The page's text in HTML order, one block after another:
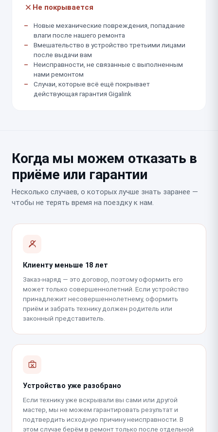
Не покрывается
Новые механические повреждения, попадание
влаги после нашего ремонта
Вмешательство в устройство третьими лицами
после выдачи вам
Неисправности, не связанные с выполненным
нами ремонтом
Случаи, которые всё ещё покрывает
действующая гарантия Gigalink
Когда мы можем отказать в
приёме или гарантии
Несколько случаев, о которых лучше знать заранее —
чтобы не терять время на поездку к нам.
Клиенту меньше 18 лет
Заказ-наряд — это договор, поэтому оформить его
может только совершеннолетний. Если устройство
принадлежит несовершеннолетнему, оформить
приём и забрать технику должен родитель или
законный представитель.
Устройство уже разобрано
Если технику уже вскрывали вы сами или другой
мастер, мы не можем гарантировать результат и
подтвердить исходную причину неисправности. В
этом случае берём в ремонт только после отдельной